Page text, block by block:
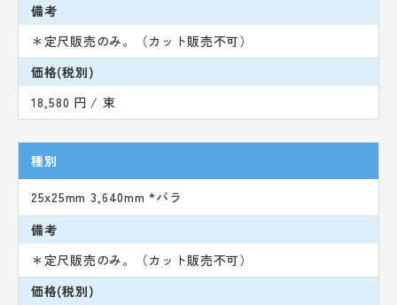
備考
＊定尺販売のみ。（カット販売不可）
価格(税別)
18,580 円 / 束
種別
25x25mm 3,640mm *バラ
備考
＊定尺販売のみ。（カット販売不可）
価格(税別)